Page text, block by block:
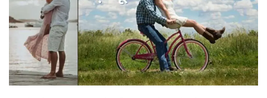
जड़ी
सैक्स छमता
और
उपचार